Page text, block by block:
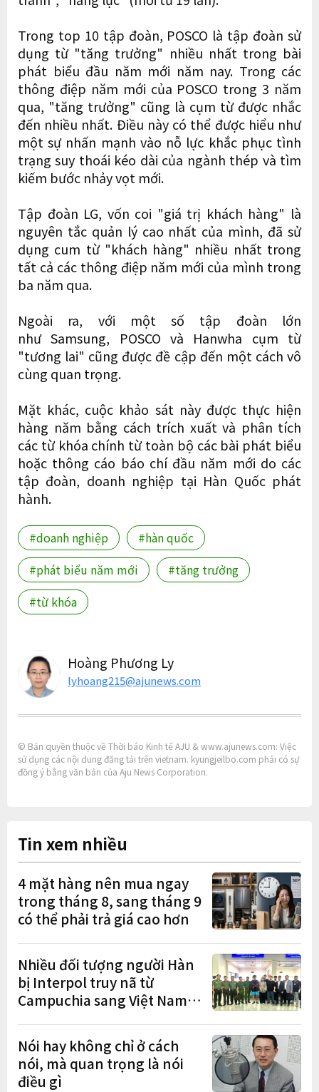
Trong top 10 tập đoàn, POSCO là tập đoàn sử
dụng từ "tăng trưởng" nhiều nhất trong bài
phát biểu đầu năm mới năm nay. Trong các
thông điệp năm mới của POSCO trong 3 năm
qua, "tăng trưởng" cũng là cụm từ được nhắc
đến nhiều nhất. Điều này có thể được hiểu như
một sự nhấn mạnh vào nỗ lực khắc phục tình
trạng suy thoái kéo dài của ngành thép và tìm
kiếm bước nhảy vọt mới.
Tập đoàn LG, vốn coi "giá trị khách hàng" là
nguyên tắc quản lý cao nhất của mình, đã sử
dụng cum từ "khách hàng" nhiều nhất trong
tất cả các thông điệp năm mới của mình trong
ba năm qua.
Ngoài ra, với một số tập đoàn lớn
như Samsung, POSCO và Hanwha cụm từ
"tương lai" cũng được đề cập đến một cách vô
cùng quan trọng.
Mặt khác, cuộc khảo sát này được thực hiện
hàng năm bằng cách trích xuất và phân tích
các từ khóa chính từ toàn bộ các bài phát biểu
hoặc thông cáo báo chí đầu năm mới do các
tập đoàn, doanh nghiệp tại Hàn Quốc phát
hành.
#doanh nghiệp
#hàn quốc
#phát biểu năm mới
#tăng trưởng
#từ khóa
Hoàng Phương Ly
lyhoang215@ajunews.com
© Bản quyền thuộc về Thời báo Kinh tế AJU & www.ajunews.com: Việc
sử dụng các nội dung đăng tải trên vietnam. kyungjeilbo.com phải có sự
đồng ý bằng văn bản của Aju News Corporation.
Tin xem nhiều
4 mặt hàng nên mua ngay
trong tháng 8, sang tháng 9
có thể phải trả giá cao hơn
Nhiều đối tượng người Hàn
bị Interpol truy nã từ
Campuchia sang Việt Nam
Nói hay không chỉ ở cách
nói, mà quan trọng là nói
điều gì